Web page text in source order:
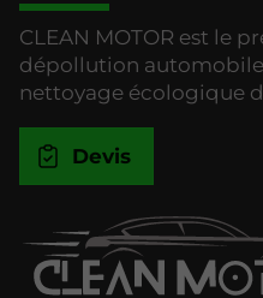
CLEAN MOTOR est le
dépollution automobile
nettoyage écologique
Devis